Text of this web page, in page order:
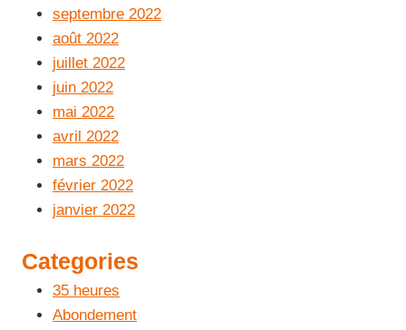
septembre 2022
août 2022
juillet 2022
juin 2022
mai 2022
avril 2022
mars 2022
février 2022
janvier 2022
Categories
35 heures
Abondement